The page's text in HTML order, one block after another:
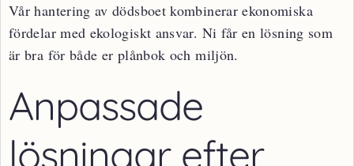
Vår hantering av dödsboet kombinerar ekonomiska
fördelar med ekologiskt ansvar. Ni får en lösning som
är bra för både er plånbok och miljön.
Anpassade
lösningar efter